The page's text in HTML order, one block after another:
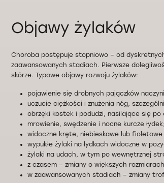
Objawy żylaków
Choroba postępuje stopniowo – od
zaawansowanych stadiach. Pierwsze
skórze. Typowe objawy rozwoju żylaków:
pojawienie się drobnych pajączków
uczucie ciężkości i znużenia nóg,
obrzęki kostek i podudzi, nasilające się po
mrowienie, swędzenie i nocne kurcze łydek;
widoczne kręte, niebieskawe lub
wypukłe żylaki na łydkach widoczne w
żylaki na udach, w tym po wewnętrznej
z czasem – zmiany o większych
w zaawansowanych stadiach – zmiany